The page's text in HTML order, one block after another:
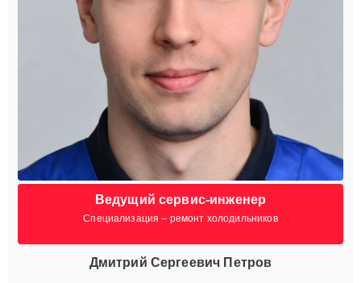
Ведущий сервис-инженер
Специализация – ремонт холодильников
Дмитрий Сергеевич Петров